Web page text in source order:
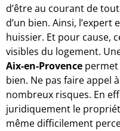
d’être au courant de
d’un bien. Ainsi, l’expert
huissier. Et pour cause,
visibles du logement.
Aix-en-Provence permet
bien. Ne pas faire appel
nombreux risques. En
juridiquement le
même difficilement